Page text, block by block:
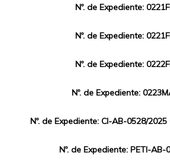
Nº. de Expediente:
Nº. de Expediente:
Nº. de Expediente:
Nº. de Expediente:
Nº. de Expediente: CI-AB-0528/
Nº. de Expediente: PETI-AB-